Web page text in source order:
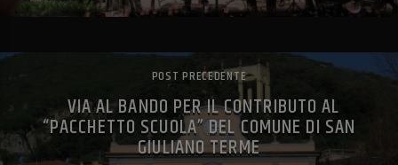
POST PRECEDENTE
VIA AL BANDO PER IL CONTRIBUTO AL
“PACCHETTO SCUOLA” DEL COMUNE DI SAN
GIULIANO TERME